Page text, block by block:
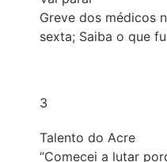
Greve dos médicos
sexta; Saiba o que
3
Talento do Acre
“Comecei a lutar